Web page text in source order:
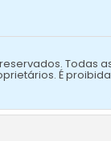
Todas
É